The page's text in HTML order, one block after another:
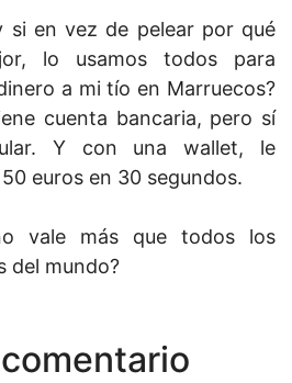
si en vez de pelear por qué
lo usamos todos para
a mi tío en Marruecos?
cuenta bancaria, pero sí
Y con una wallet, le
euros en 30 segundos.
vale más que todos los
del mundo?